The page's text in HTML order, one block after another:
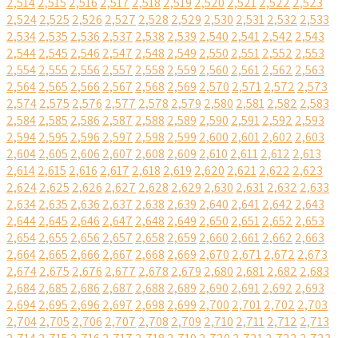
2,5242,525 2,526 2,527 2,528 2,529 2,530 2,5312,532 2,533
2,5342,535 2,536 2,537 2,538 2,539 2,540 2,5412,542 2,543
2,5442,545 2,546 2,547 2,548 2,549 2,550 2,5512,552 2,553
2,5542,555 2,556 2,557 2,558 2,559 2,560 2,5612,562 2,563
2,5642,565 2,566 2,567 2,568 2,569 2,570 2,5712,572 2,573
2,5742,575 2,576 2,577 2,578 2,579 2,580 2,5812,582 2,583
2,5842,585 2,586 2,587 2,588 2,589 2,590 2,5912,592 2,593
2,5942,595 2,596 2,597 2,598 2,599 2,600 2,6012,602 2,603
2,6042,605 2,606 2,607 2,608 2,609 2,610 2,6112,612 2,613
2,6142,615 2,616 2,617 2,618 2,619 2,620 2,6212,622 2,623
2,6242,625 2,626 2,627 2,628 2,629 2,630 2,6312,632 2,633
2,6342,635 2,636 2,637 2,638 2,639 2,640 2,6412,642 2,643
2,6442,645 2,646 2,647 2,648 2,649 2,650 2,6512,652 2,653
2,6542,655 2,656 2,657 2,658 2,659 2,660 2,6612,662 2,663
2,6642,665 2,666 2,667 2,668 2,669 2,670 2,6712,672 2,673
2,6742,675 2,676 2,677 2,678 2,679 2,680 2,6812,682 2,683
2,6842,685 2,686 2,687 2,688 2,689 2,690 2,6912,692 2,693
2,6942,695 2,696 2,697 2,698 2,699 2,700 2,7012,702 2,703
2,7042,705 2,706 2,707 2,708 2,709 2,710 2,7112,712 2,713